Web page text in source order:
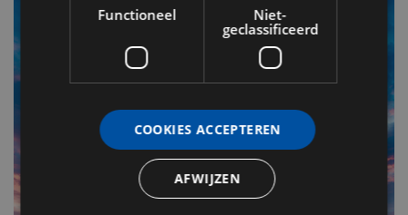
Functioneel
Niet-
geclassificeerd
COOKIES ACCEPTEREN
AFWIJZEN